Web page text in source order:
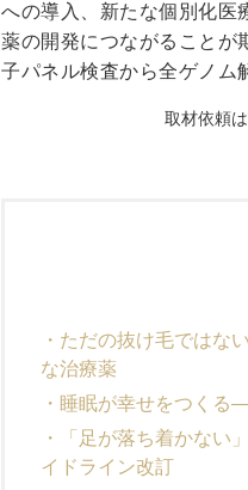
への導入、新たな個別化医
薬の開発につながることが
子パネル検査から全ゲノム
取材依頼は
ただの抜け毛ではな
な治療薬
睡眠が幸せをつくる
「足が落ち着かな
イドライン改訂